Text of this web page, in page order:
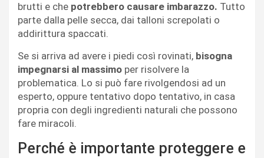
brutti e che potrebbero causare imbarazzo. Tutto
parte dalla pelle secca, dai talloni screpolati o
addirittura spaccati.
Se si arriva ad avere i piedi così rovinati, bisogna
impegnarsi al massimo per risolvere la
problematica. Lo si può fare rivolgendosi ad un
esperto, oppure tentativo dopo tentativo, in casa
propria con degli ingredienti naturali che possono
fare miracoli.
Perché è importante proteggere e